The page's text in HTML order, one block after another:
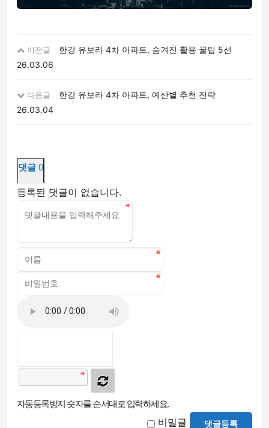
이전글
한강 유보라 4차 아파트, 숨겨진 활용 꿀팁 5선
26.03.06
다음글
한강 유보라 4차 아파트, 예산별 추천 전략
26.03.04
댓글 0
등록된 댓글이 없습니다.
자동등록방지 숫자를 순서대로 입력하세요.
비밀글 댓글등록